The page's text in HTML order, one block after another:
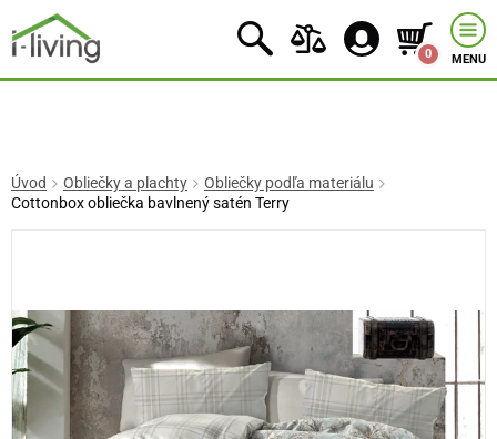
0 MENU
Úvod Obliečky a plachty
Obliečky podľa materiálu
Cottonbox obliečka bavlnený satén Terry